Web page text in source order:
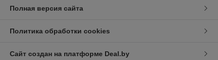
Полная версия сайта
Политика обработки cookies
Сайт создан на платформе Deal.by